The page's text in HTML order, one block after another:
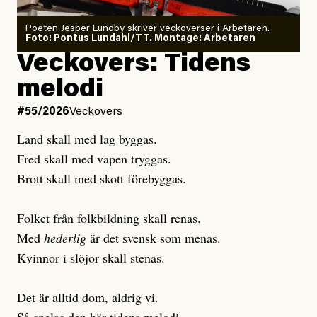
Publicerad6 August, 2026
Uppdaterad7 August, 2026
Joel Kellgren
Publicerad3 August, 2026
Uppdaterad3 August, 2026
Poeten Jesper Lundby skriver veckoverser i Arbetaren.
Foto: Pontus Lundahl/TT. Montage: Arbetaren
Veckovers: Tidens
melodi
#55/2026Veckovers
Land skall med lag byggas.
Fred skall med vapen tryggas.
Brott skall med skott förebyggas.
Folket från folkbildning skall renas.
Med hederlig är det svensk som menas.
Kvinnor i slöjor skall stenas.
Det är alltid dom, aldrig vi.